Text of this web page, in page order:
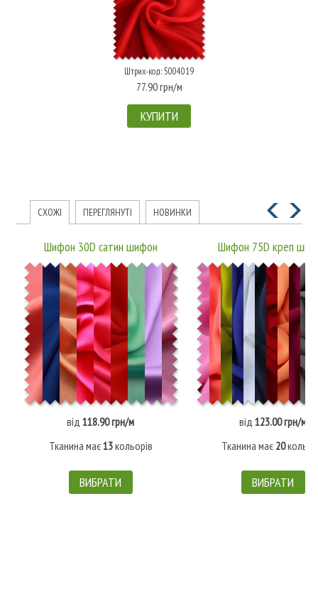
Штрих-код: 5004019
77.90 грн/м
КУПИТИ
СХОЖІ ПЕРЕГЛЯНУТІ НОВИНКИ
Шифон 30D сатин шифон
від118.90 грн/м
Тканина має13кольорів
ВИБРАТИ
Шифон 75D креп
від123.00 грн/м
Тканина має 20
ВИБРАТИ